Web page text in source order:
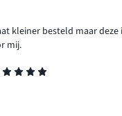
kleiner besteld maar
mij.